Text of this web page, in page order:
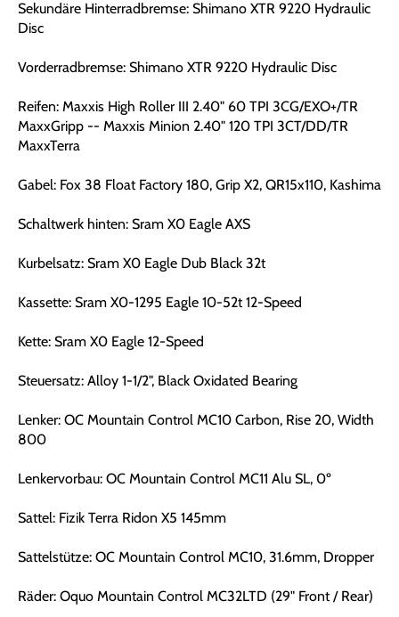
Sekundäre Hinterradbremse: Shimano XTR 9220 Hydraulic
Disc
Vorderradbremse: Shimano XTR 9220 Hydraulic Disc
Reifen: Maxxis High Roller III 2.40" 60 TPI 3CG/EXO+/TR
MaxxGripp -- Maxxis Minion 2.40" 120 TPI 3CT/DD/TR
MaxxTerra
Gabel: Fox 38 Float Factory 180, Grip X2, QR15x110, Kashima
Schaltwerk hinten: Sram X0 Eagle AXS
Kurbelsatz: Sram X0 Eagle Dub Black 32t
Kassette: Sram X0-1295 Eagle 10-52t 12-Speed
Kette: Sram X0 Eagle 12-Speed
Steuersatz: Alloy 1-1/2", Black Oxidated Bearing
Lenker: OC Mountain Control MC10 Carbon, Rise 20, Width
800
Lenkervorbau: OC Mountain Control MC11 Alu SL, 0º
Sattel: Fizik Terra Ridon X5 145mm
Sattelstütze: OC Mountain Control MC10, 31.6mm, Dropper
Räder: Oquo Mountain Control MC32LTD (29" Front / Rear)